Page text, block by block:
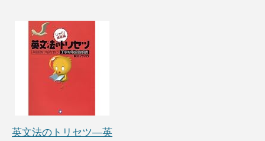
英文法のトリセツ―英